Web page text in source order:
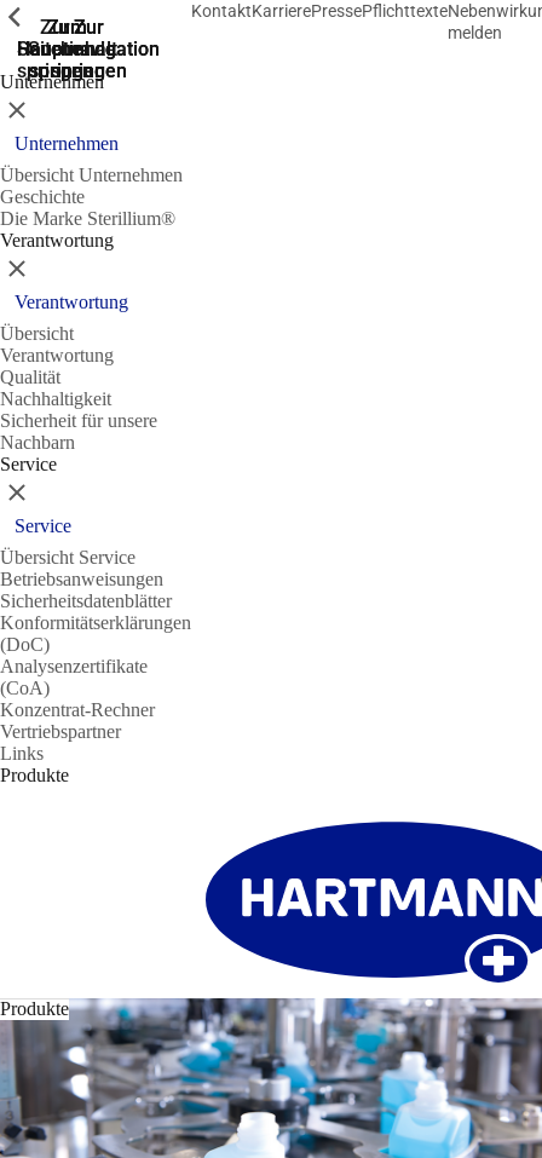
Zur
Suche
springen
Zur
Hauptnavigation
springen
Zur
Hauptnavigation
springen
Zum
Hauptinhalt
springen
Zum
Seitenende
springen
KontaktKarrierePressePflichttexte
melden
Unternehmen
Zeige vorherige
Schließen
Unternehmen
Übersicht Unternehmen
Geschichte
Die Marke Sterillium®
Verantwortung
Zeige vorherige
Schließen
Verantwortung
Übersicht
Verantwortung
Qualität
Nachhaltigkeit
Sicherheit für unsere
Nachbarn
Service
Zeige vorherige
Schließen
Service
Übersicht Service
Betriebsanweisungen
Sicherheitsdatenblätter
Konformitätserklärungen
(DoC)
Analysenzertifikate
(CoA)
Konzentrat-Rechner
Vertriebspartner
Links
Produkte
Produkte